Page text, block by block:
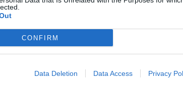
CONFIRM
Data Deletion Data Access Privacy
in cassetta keto con semi di chia
20 Settembre 2025
di pane, ma temi che rovini la tua dieta chetogenica?Con